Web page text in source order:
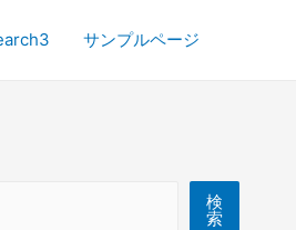
サンプルページ
検
索